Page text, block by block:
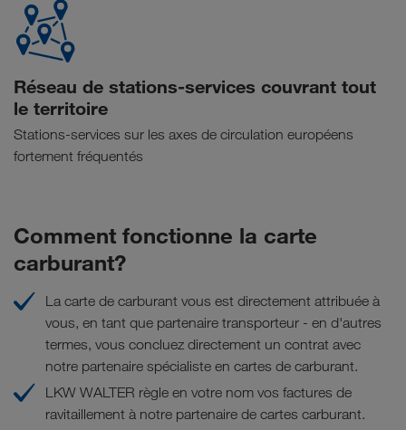
Réseau de stations-services couvrant tout
le territoire
Stations-services sur les axes de circulation européens
fortement fréquentés
Comment fonctionne la carte
carburant?
La carte de carburant vous est directement attribuée à
vous, en tant que partenaire transporteur - en d'autres
termes, vous concluez directement un contrat avec
notre partenaire spécialiste en cartes de carburant.
LKW WALTER règle en votre nom vos factures de
ravitaillement à notre partenaire de cartes carburant.